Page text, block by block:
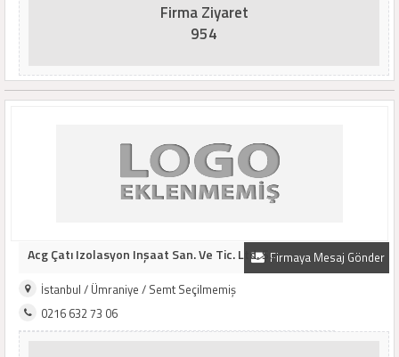
Firma Ziyaret
954
Firmaya Mesaj Gönder
Acg Çatı Izolasyon Inşaat San. Ve Tic. Ltd. Ş..
İstanbul / Ümraniye / Semt Seçilmemiş
0216 632 73 06